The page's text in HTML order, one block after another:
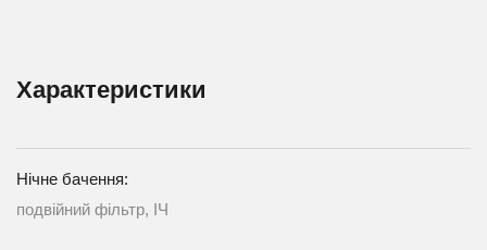
Характеристики
Нічне бачення:
подвійний фільтр, ІЧ